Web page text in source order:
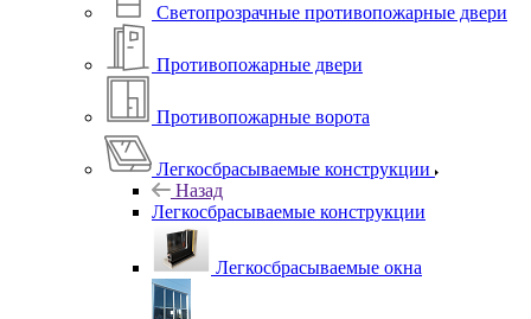
Светопрозрачные противопожарные двери
Противопожарные двери
Противопожарные ворота
Легкосбрасываемые конструкции
Назад
Легкосбрасываемые конструкции
Легкосбрасываемые окна